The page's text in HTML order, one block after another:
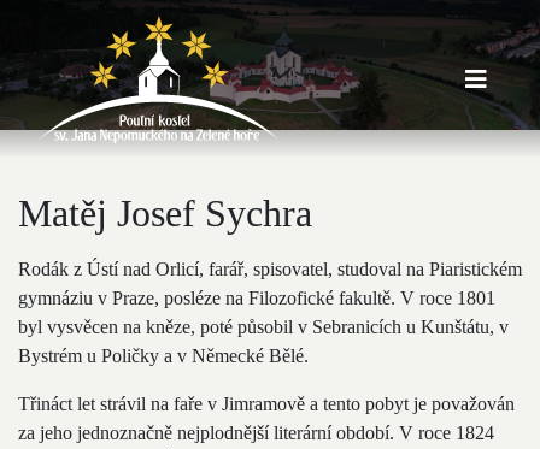
Matěj Josef Sychra
Rodák z Ústí nad Orlicí, farář, spisovatel, studoval na Piaristickém
gymnáziu v Praze, posléze na Filozofické fakultě. V roce 1801
byl vysvěcen na kněze, poté působil v Sebranicích u Kunštátu, v
Bystrém u Poličky a v Německé Bělé.
Třináct let strávil na faře v Jimramově a tento pobyt je považován
za jeho jednoznačně nejplodnější literární období. V roce 1824